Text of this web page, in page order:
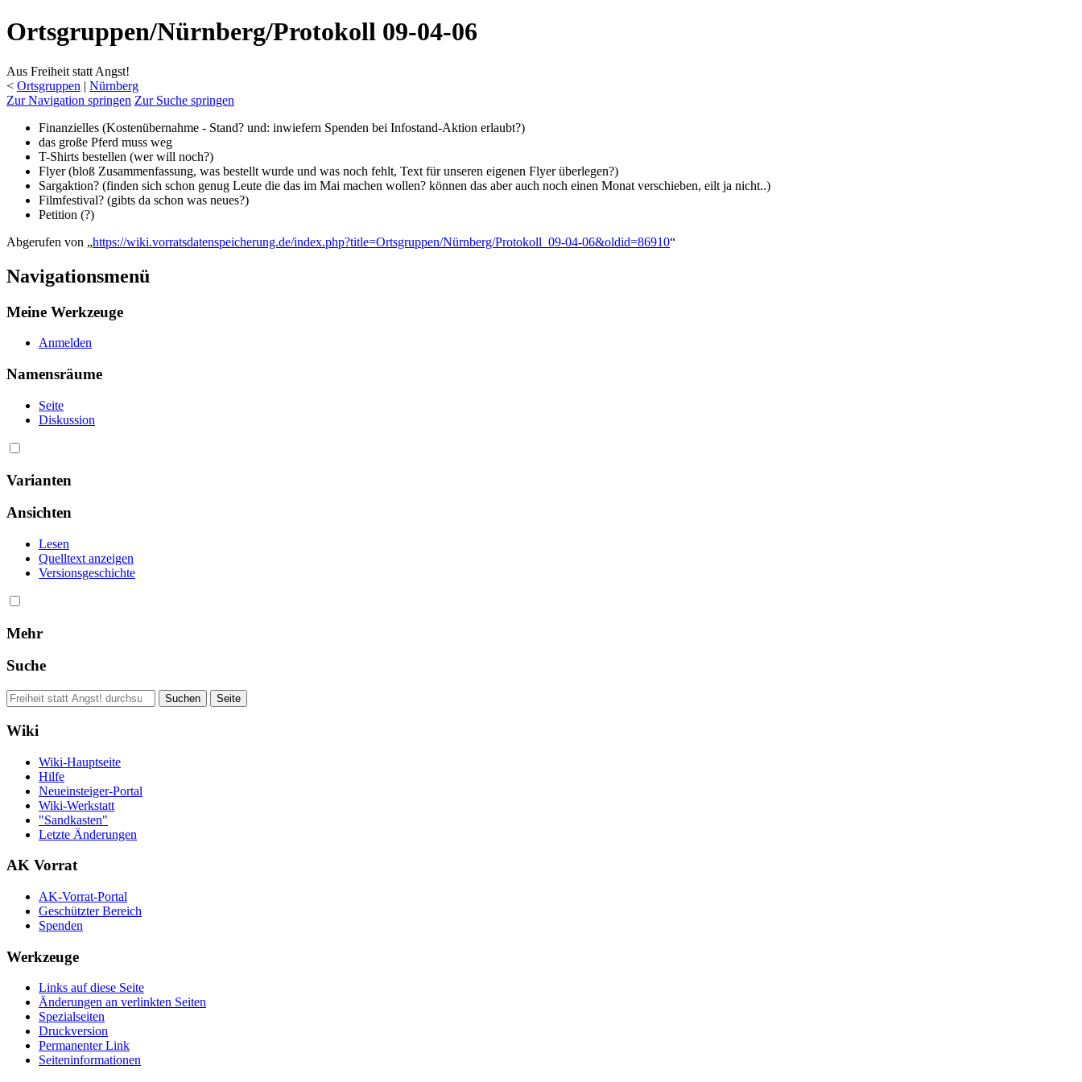
Ortsgruppen/Nürnberg/Protokoll 09-04-06
Aus Freiheit statt Angst!
< Ortsgruppen ‎ | Nürnberg
Zur Navigation springen Zur Suche springen
Finanzielles (Kostenübernahme - Stand? und: inwiefern Spenden bei Infostand-Aktion erlaubt?)
das große Pferd muss weg
T-Shirts bestellen (wer will noch?)
Flyer (bloß Zusammenfassung, was bestellt wurde und was noch fehlt, Text für unseren eigenen Flyer überlegen?)
Sargaktion? (finden sich schon genug Leute die das im Mai machen wollen? können das aber auch noch einen Monat verschieben, eilt ja nicht..)
Filmfestival? (gibts da schon was neues?)
Petition (?)
Abgerufen von „https://wiki.vorratsdatenspeicherung.de/index.php?title=Ortsgruppen/Nürnberg/Protokoll_09-04-06&oldid=86910“
Navigationsmenü
Meine Werkzeuge
Anmelden
Namensräume
Seite
Diskussion
Varianten
Ansichten
Lesen
Quelltext anzeigen
Versionsgeschichte
Mehr
Suche
Wiki
Wiki-Hauptseite
Hilfe
Neueinsteiger-Portal
Wiki-Werkstatt
"Sandkasten"
Letzte Änderungen
AK Vorrat
AK-Vorrat-Portal
Geschützter Bereich
Spenden
Werkzeuge
Links auf diese Seite
Änderungen an verlinkten Seiten
Spezialseiten
Druckversion
Permanenter Link
Seiten­­informationen